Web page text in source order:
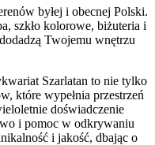
byłej i obecnej Polski.
szkło kolorowe, biżuteria i
Twojemu wnętrzu
Szarlatan to nie tylko
które wypełnia przestrzeń
doświadczenie
i pomoc w odkrywaniu
i jakość, dbając o